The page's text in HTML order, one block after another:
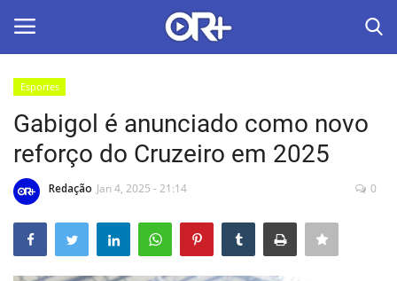
Home
O Radião News
Últimas
Esportes
Gabigol é anunciado como novo
reforço do Cruzeiro em 2025
Redação Jan 4, 2025 - 21:14 0